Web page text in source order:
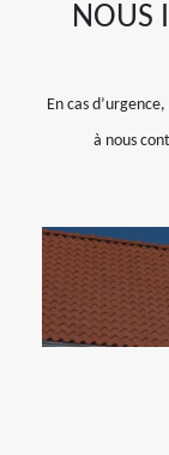
NOUS
En cas
à nous